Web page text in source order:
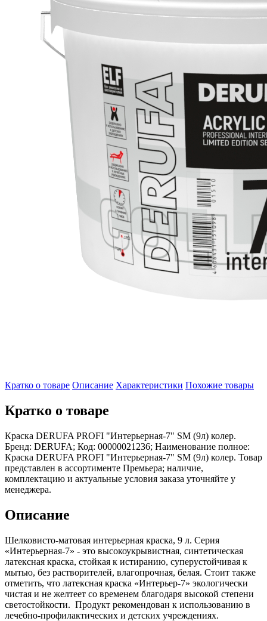
Кратко о товаре Описание Характеристики Похожие товары
Кратко о товаре
Краска DERUFA PROFI "Интерьерная-7" SM (9л) колер.
Бренд: DERUFA; Код: 00000021236; Наименование полное:
Краска DERUFA PROFI "Интерьерная-7" SM (9л) колер. Товар
представлен в ассортименте Премьера; наличие,
комплектацию и актуальные условия заказа уточняйте у
менеджера.
Описание
Шелковисто-матовая интерьерная краска, 9 л. Серия
«Интерьерная-7» - это высокоукрывистная, синтетическая
латексная краска, стойкая к истиранию, суперустойчивая к
мытью, без растворителей, влагопрочная, белая. Стоит также
отметить, что латексная краска «Интерьер-7» экологически
чистая и не желтеет со временем благодаря высокой степени
светостойкости. Продукт рекомендован к использованию в
лечебно-профилактических и детских учреждениях.